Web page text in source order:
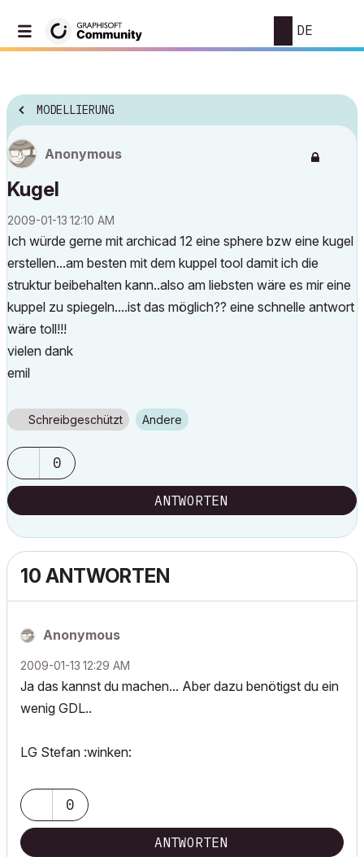
DE
MODELLIERUNG
Anonymous
Kugel
‎2009-01-13 12:10 AM
Ich würde gerne mit archicad 12 eine sphere bzw eine kugel
erstellen...am besten mit dem kuppel tool damit ich die
struktur beibehalten kann..also am liebsten wäre es mir eine
kuppel zu spiegeln....ist das möglich?? eine schnelle antwort
wäre toll!!!
vielen dank
emil
Schreibgeschützt Andere
0
ANTWORTEN
10 ANTWORTEN
Anonymous
‎2009-01-13 12:29 AM
Ja das kannst du machen... Aber dazu benötigst du ein
wenig GDL..
LG Stefan :winken:
0
ANTWORTEN